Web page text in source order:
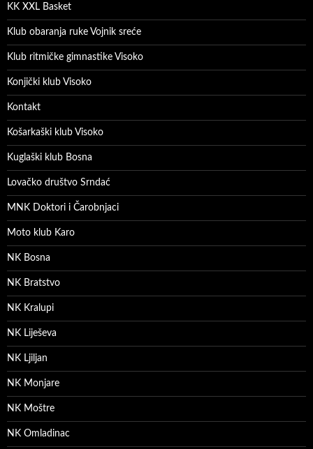
KK XXL Basket
Klub obaranja ruke Vojnik sreće
Klub ritmičke gimnastike Visoko
Konjički klub Visoko
Kontakt
Košarkaški klub Visoko
Kuglaški klub Bosna
Lovačko društvo Srndać
MNK Doktori i Čarobnjaci
Moto klub Karo
NK Bosna
NK Bratstvo
NK Kralupi
NK Liješeva
NK Ljiljan
NK Monjare
NK Moštre
NK Omladinac